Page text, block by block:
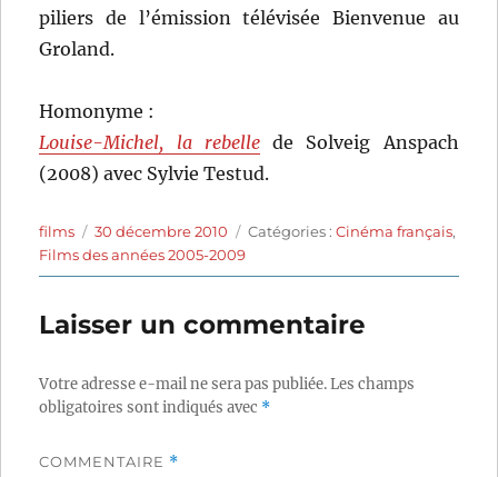
piliers de l’émission télévisée Bienvenue au
Groland.
Homonyme :
Louise-Michel, la rebellede Solveig Anspach
(2008) avec Sylvie Testud.
Auteur
films
Publié
le
30 décembre 2010 Catégories
Catégories :Cinéma français,
Films des années 2005-2009
Laisser un commentaire
Votre adresse e-mail ne sera pas publiée.Les champs
obligatoires sont indiqués avec *
COMMENTAIRE *